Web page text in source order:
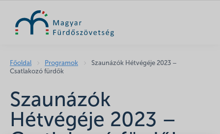
Főoldal Programok
Szaunázók Hétvégéje 2023 –
Csatlakozó fürdők
Szaunázók
Hétvégéje 2023 –